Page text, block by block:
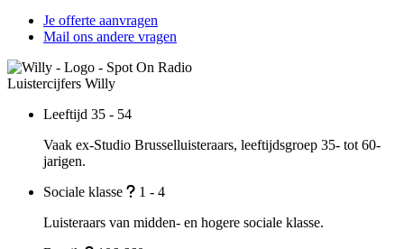
Je offerte aanvragen
Mail ons andere vragen
Luistercijfers Willy
Leeftijd 35 - 54
Vaak ex-Studio Brusselluisteraars, leeftijdsgroep 35- tot 60-
jarigen.
Sociale klasse
1 - 4
Luisteraars van midden- en hogere sociale klasse.